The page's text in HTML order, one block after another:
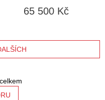
65 500 Kč